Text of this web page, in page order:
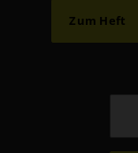
Zum Heft